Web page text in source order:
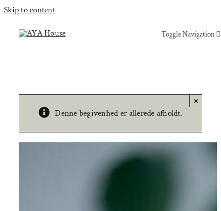
Skip to content
Toggle Navigation
Events
Lokaler
Toggle Navigation
Behandling
Uddannelser & kurser
Denne begivenhed er allerede afholdt.
×